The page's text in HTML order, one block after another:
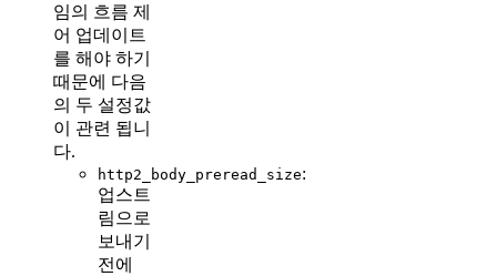
임의 흐름 제
어 업데이트
를 해야 하기
때문에 다음
의 두 설정값
이 관련 됩니
다.
http2_body_preread_size:
업스트
림으로
보내기
전에